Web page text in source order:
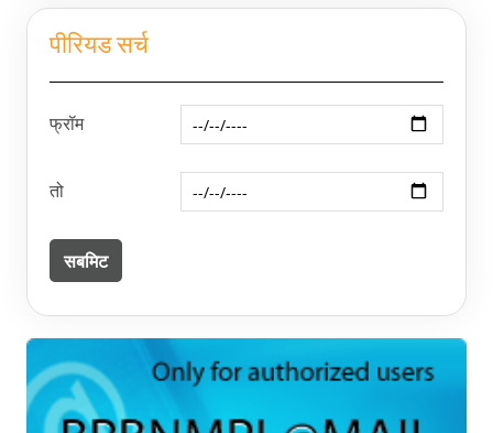
पीरियड सर्च
फ्रॉम
तो